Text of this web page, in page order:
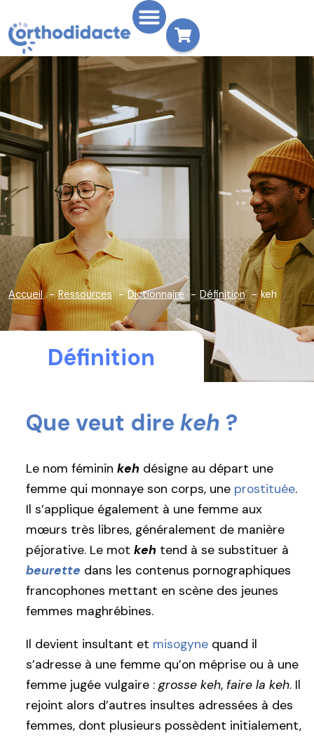
Accueil Ressources Dictionnaire Définition keh
Définition
Que veut dire keh ?
Le nom féminin keh désigne au départ une
femme qui monnaye son corps, une prostituée.
Il s’applique également à une femme aux
mœurs très libres, généralement de manière
péjorative. Le mot keh tend à se substituer à
beurette dans les contenus pornographiques
francophones mettant en scène des jeunes
femmes maghrébines.
Il devient insultant et misogyne quand il
s’adresse à une femme qu’on méprise ou à une
femme jugée vulgaire : grosse keh, faire la keh. Il
rejoint alors d’autres insultes adressées à des
femmes, dont plusieurs possèdent initialement,